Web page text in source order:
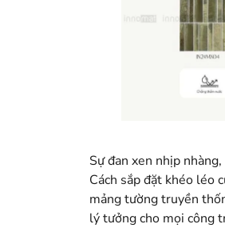
Sự đan xen nhịp
Cách sắp đặt khéo léo
mảng tường truyền
lý tưởng cho mọi công